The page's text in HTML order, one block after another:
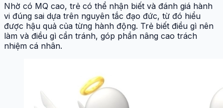
Nhờ có MQ cao, trẻ có thể nhận biết và đánh giá hành
vi đúng sai dựa trên nguyên tắc đạo đức, từ đó hiểu
được hậu quả của từng hành động. Trẻ biết điều gì nên
làm và điều gì cần tránh, góp phần nâng cao trách
nhiệm cá nhân.